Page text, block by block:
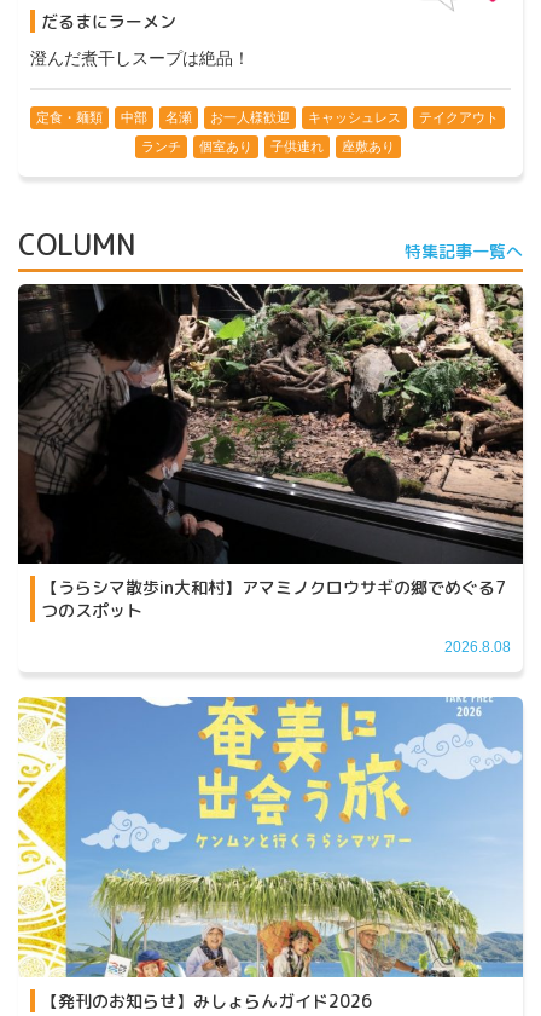
だるまにラーメン
澄んだ煮干しスープは絶品！
定食・麺類 中部 名瀬 お一人様歓迎 キャッシュレス
テイクアウト
ランチ
個室あり 子供連れ 座敷あり
COLUMN 特集記事一覧へ
【うらシマ散歩in大和村】アマミノクロウサギの郷でめぐる7
つのスポット
2026.8.08
【発刊のお知らせ】みしょらんガイド2026